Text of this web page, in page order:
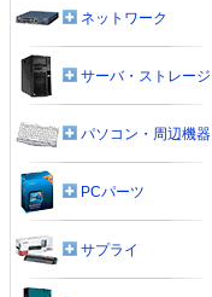
ネットワーク
サーバ・ストレージ
パソコン・周辺機器
PCパーツ
サプライ